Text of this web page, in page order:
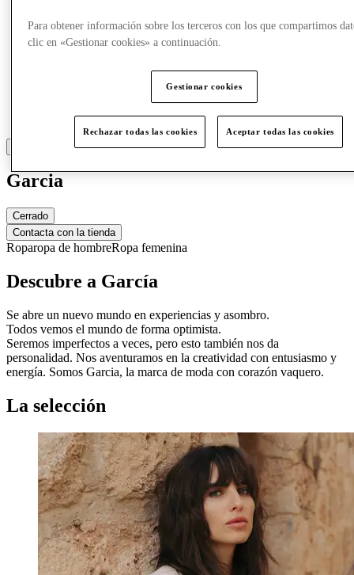
Garcia
Cerrado
Contacta con la tienda
Roparopa de hombreRopa femenina
Descubre a García
Se abre un nuevo mundo en experiencias y asombro.
Todos vemos el mundo de forma optimista.
Seremos imperfectos a veces, pero esto también nos da
personalidad. Nos aventuramos en la creatividad con entusiasmo y
energía. Somos Garcia, la marca de moda con corazón vaquero.
La selección
Para obtener información sobre los terceros con los que compartimos
clic en «Gestionar cookies» a continuación.
Gestionar cookies
Rechazar todas las cookies Aceptar todas las cookies